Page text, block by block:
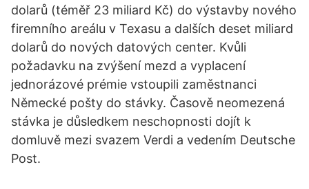
dolarů (téměř 23 miliard Kč) do výstavby nového
firemního areálu v Texasu a dalších deset miliard
dolarů do nových datových center. Kvůli
požadavku na zvýšení mezd a vyplacení
jednorázové prémie vstoupili zaměstnanci
Německé pošty do stávky. Časově neomezená
stávka je důsledkem neschopnosti dojít k
domluvě mezi svazem Verdi a vedením Deutsche
Post.